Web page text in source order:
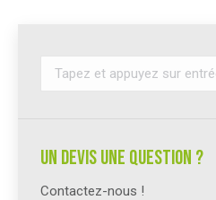
un devis une question ?
Contactez-nous !